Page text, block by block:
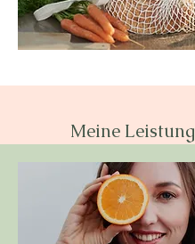
Meine